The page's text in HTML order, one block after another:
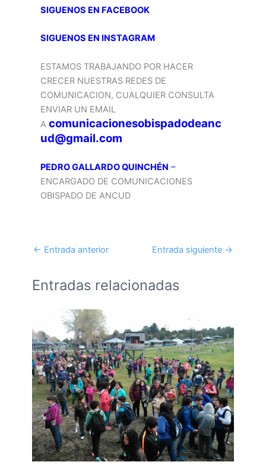
SIGUENOS EN FACEBOOK
SIGUENOS EN INSTAGRAM
ESTAMOS TRABAJANDO POR HACER
CRECER NUESTRAS REDES DE
COMUNICACION, CUALQUIER CONSULTA
ENVIAR UN EMAIL
Acomunicacionesobispadodeanc
ud@gmail.com
PEDRO GALLARDO QUINCHÉN –
ENCARGADO DE COMUNICACIONES
OBISPADO DE ANCUD
← Entrada anterior Entrada siguiente →
Entradas relacionadas